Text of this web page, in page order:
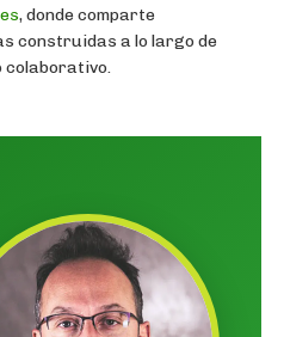
, donde comparte
construidas a lo largo de
colaborativo.